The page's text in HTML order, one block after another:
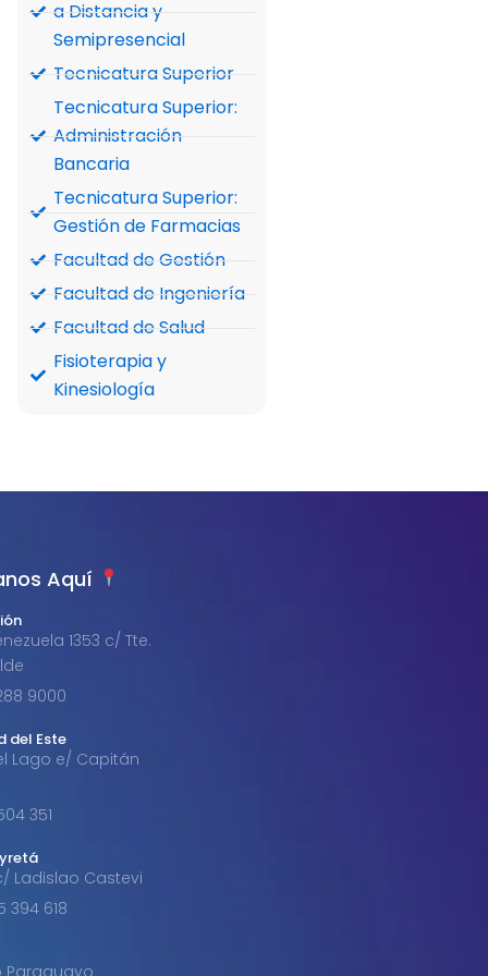
a Distancia y
Semipresencial
Tecnicatura Superior
Tecnicatura Superior:
Administración
Bancaria
Tecnicatura Superior:
Gestión de Farmacias
Facultad de Gestión
Facultad de Ingeniería
Facultad de Salud
Fisioterapia y
Kinesiología
Aquí
1353 c/ Tte.
9000
del Este
Lago e/ Capitán
351
Ladislao Castevi
394 618
Paraguayo